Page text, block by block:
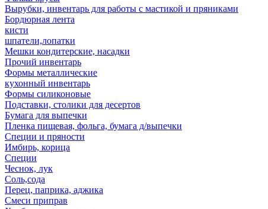
Вырубки, инвентарь для работы с мастикой и пряниками
Бордюрная лента
кисти
шпатели,лопатки
Мешки кондитерские, насадки
Прочий инвентарь
Формы металлические
кухонный инвентарь
Формы силиконовые
Подставки, столики для десертов
Бумага для выпечки
Пленка пищевая, фольга, бумага д/выпечки
Специи и пряности
Имбирь, корица
Специи
Чеснок, лук
Соль,сода
Перец, паприка, аджика
Смеси приправ